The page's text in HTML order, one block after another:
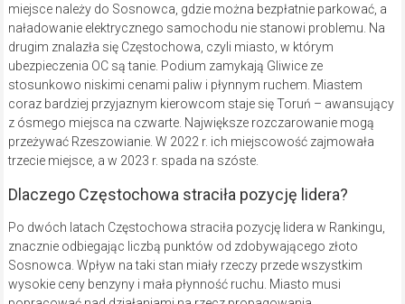
miejsce należy do Sosnowca, gdzie można bezpłatnie parkować, a
naładowanie elektrycznego samochodu nie stanowi problemu. Na
drugim znalazła się Częstochowa, czyli miasto, w którym
ubezpieczenia OC są tanie. Podium zamykają Gliwice ze
stosunkowo niskimi cenami paliw i płynnym ruchem. Miastem
coraz bardziej przyjaznym kierowcom staje się Toruń – awansujący
z ósmego miejsca na czwarte. Największe rozczarowanie mogą
przeżywać Rzeszowianie. W 2022 r. ich miejscowość zajmowała
trzecie miejsce, a w 2023 r. spada na szóste.
Dlaczego Częstochowa straciła pozycję lidera?
Po dwóch latach Częstochowa straciła pozycję lidera w Rankingu,
znacznie odbiegając liczbą punktów od zdobywającego złoto
Sosnowca. Wpływ na taki stan miały rzeczy przede wszystkim
wysokie ceny benzyny i mała płynność ruchu. Miasto musi